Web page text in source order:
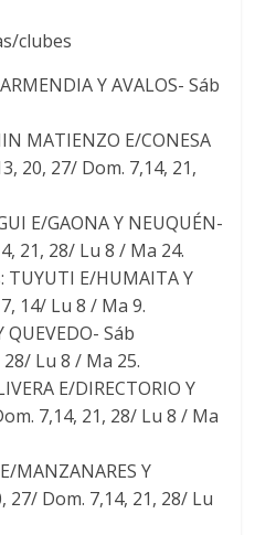
clubes
Y AVALOS- Sáb
MATIENZO E/CONESA
20, 27/ Dom. 7,14, 21,
E/GAONA Y NEUQUÉN-
21, 28/ Lu 8 / Ma 24.
E/HUMAITA Y
14/ Lu 8 / Ma 9.
QUEVEDO- Sáb
Lu 8 / Ma 25.
E/DIRECTORIO Y
7,14, 21, 28/ Lu 8 / Ma
MANZANARES Y
27/ Dom. 7,14, 21, 28/ Lu